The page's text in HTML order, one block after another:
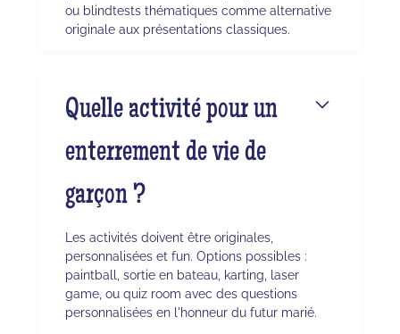
ou blindtests thématiques comme alternative
originale aux présentations classiques.
Quelle activité pour un
enterrement de vie de
garçon ?
Les activités doivent être originales,
personnalisées et fun. Options possibles :
paintball, sortie en bateau, karting, laser
game, ou quiz room avec des questions
personnalisées en l'honneur du futur marié.